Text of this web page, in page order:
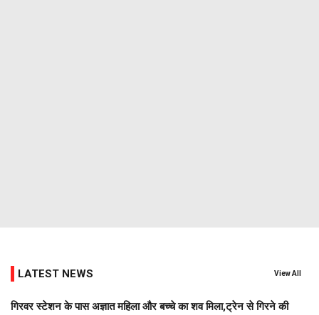
LATEST NEWS View All
गिरवर स्टेशन के पास अज्ञात महिला और बच्चे का शव मिला,ट्रेन से गिरने की